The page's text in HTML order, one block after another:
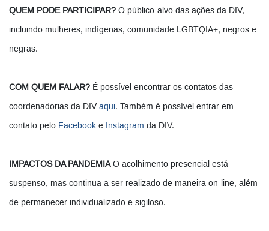
QUEM PODE PARTICIPAR? O público-alvo das ações da DIV,
incluindo mulheres, indígenas, comunidade LGBTQIA+, negros e
negras.
COM QUEM FALAR? É possível encontrar os contatos das
coordenadorias da DIV aqui. Também é possível entrar em
contato pelo Facebook e Instagram da DIV.
IMPACTOS DA PANDEMIAO acolhimento presencial está
suspenso, mas continua a ser realizado de maneira on-line, além
de permanecer individualizado e sigiloso.